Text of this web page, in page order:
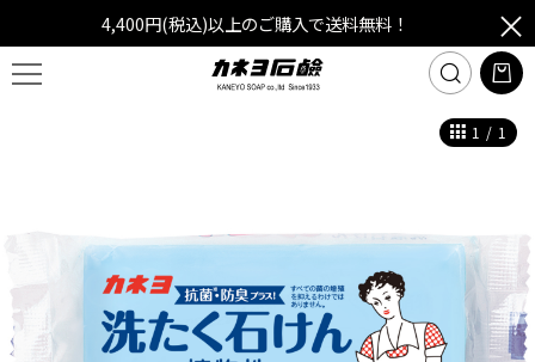
4,400円(税込)以上のご購入で送料無料！
1 / 1